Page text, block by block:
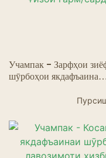
Учампак - Зарфҳои
шӯрбоҳои якдафъаина
зарфи ғизои гарм/сард